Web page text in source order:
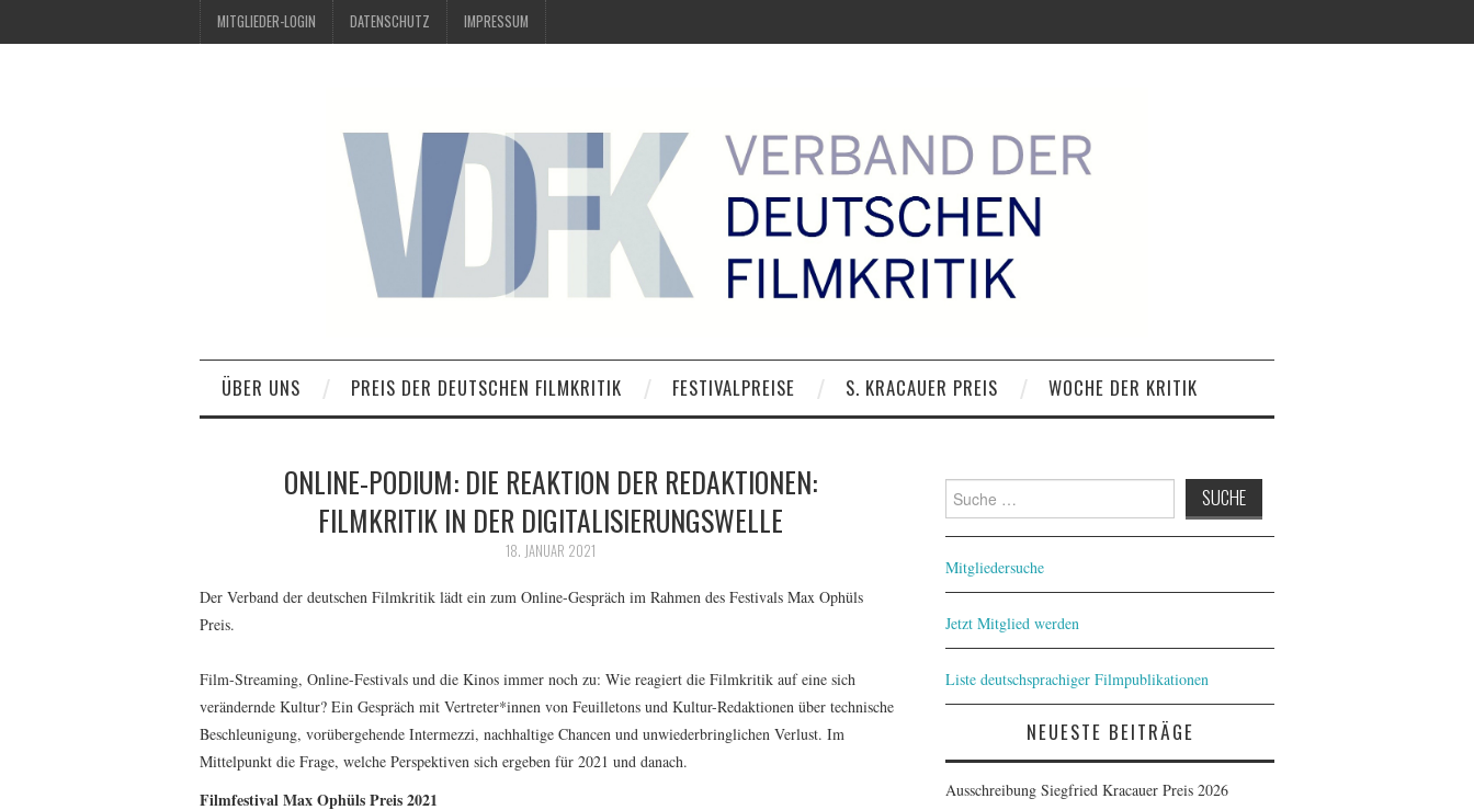
MITGLIEDER-LOGIN DATENSCHUTZ IMPRESSUM
ÜBER UNS PREIS DER DEUTSCHEN FILMKRITIK FESTIVALPREISE S. KRACAUER PREIS WOCHE DER KRITIK
ONLINE-PODIUM: DIE REAKTION DER REDAKTIONEN:
FILMKRITIK IN DER DIGITALISIERUNGSWELLE
18. JANUAR 2021
Der Verband der deutschen Filmkritik lädt ein zum Online-Gespräch im Rahmen des Festivals Max Ophüls
Preis.
Film-Streaming, Online-Festivals und die Kinos immer noch zu: Wie reagiert die Filmkritik auf eine sich
verändernde Kultur? Ein Gespräch mit Vertreter*innen von Feuilletons und Kultur-Redaktionen über technische
Beschleunigung, vorübergehende Intermezzi, nachhaltige Chancen und unwiederbringlichen Verlust. Im
Mittelpunkt die Frage, welche Perspektiven sich ergeben für 2021 und danach.
Filmfestival Max Ophüls Preis 2021
Suche
nach:
Mitgliedersuche
Jetzt Mitglied werden
Liste deutschsprachiger Filmpublikationen
NEUESTE BEITRÄGE
Ausschreibung Siegfried Kracauer Preis 2026